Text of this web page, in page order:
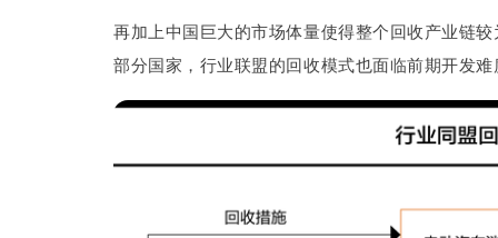
再加上中国巨大的市场体量使得整个回收产业链
部分国家，行业联盟的回收模式也面临前期开发